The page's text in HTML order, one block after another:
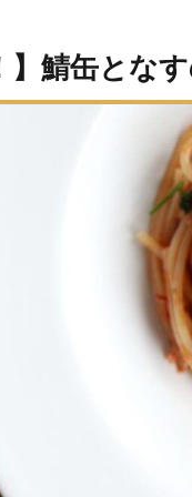
】鯖缶とな